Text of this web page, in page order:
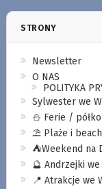
STRONY
Newsletter
O NAS
POLITYKA
Sylwester we
⛄️ Ferie /
⛱️ Plaże i beach
⛺️Weekend na
🔮 Andrzejki we
📍 Atrakcje we